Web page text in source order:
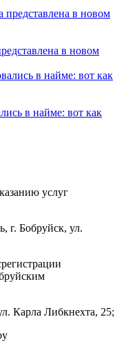
в новом
в найме: вот как
услуг
г. Бобруйск, ул.
Карла Либкнехта, 25;